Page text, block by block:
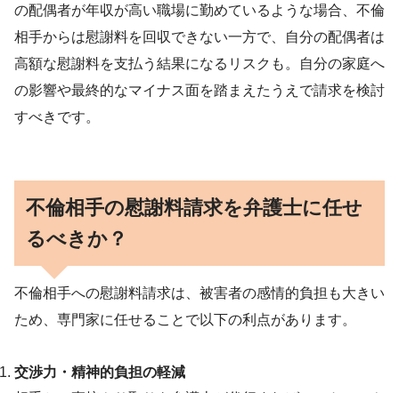
の配偶者が年収が高い職場に勤めているような場合、不倫
相手からは慰謝料を回収できない一方で、自分の配偶者は
高額な慰謝料を支払う結果になるリスクも。自分の家庭へ
の影響や最終的なマイナス面を踏まえたうえで請求を検討
すべきです。
不倫相手の慰謝料請求を弁護士に任せ
るべきか？
不倫相手への慰謝料請求は、被害者の感情的負担も大きい
ため、専門家に任せることで以下の利点があります。
交渉力・精神的負担の軽減